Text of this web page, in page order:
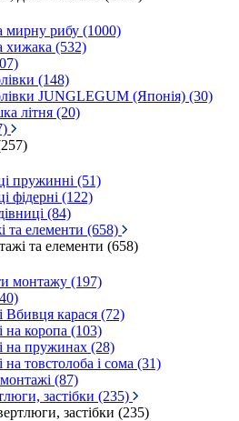
мирну рибу (1000)
хижака (532)
(148)
JUNGLEGUM (Японія) (30)
літня (20)
пружинні (51)
фідерні (122)
(84)
та елементи (658)
та елементи (658)
монтажу (197)
Вбивця карася (72)
на коропа (103)
на пружинах (28)
товстолоба і сома (31)
(87)
застібки (235)
застібки (235)